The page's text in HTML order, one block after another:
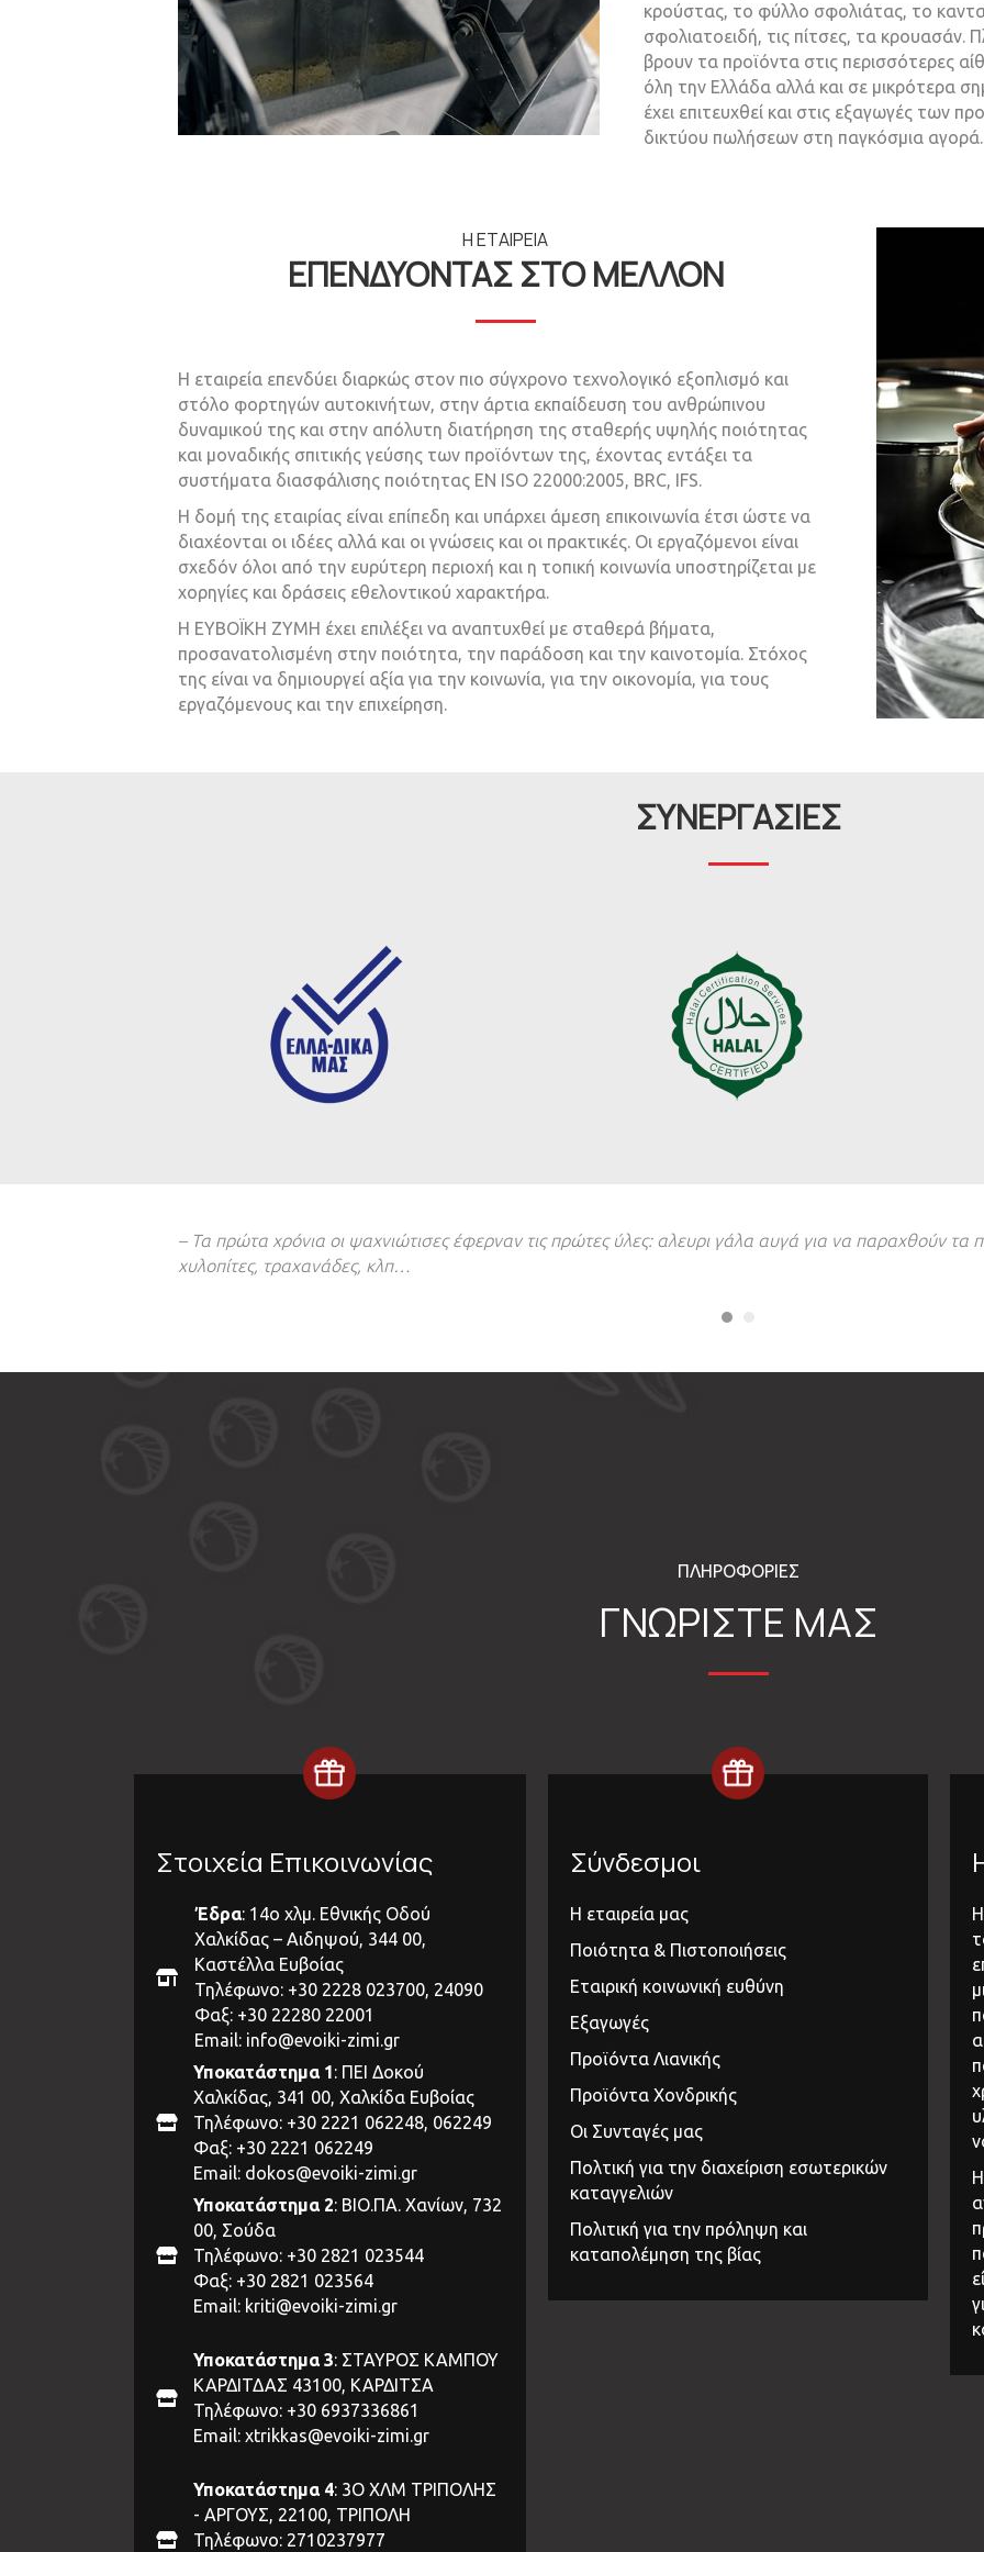
κρούστας, το φύλλο σφολιάτας, το
σφολιατοειδή, τις πίτσες, τα κρουασάν.
βρουν τα προϊόντα στις περισσότερες
όλη την Ελλάδα αλλά και σε μικρότερα
έχει επιτευχθεί και στις εξαγωγές των
δικτύου πωλήσεων στη παγκόσμια αγορά.
Η ΕΤΑΙΡΕΙΑ
ΕΠΕΝΔΥΟΝΤΑΣ ΣΤΟ ΜΕΛΛΟΝ
Η εταιρεία επενδύει διαρκώς στον πιο σύγχρονο τεχνολογικό εξοπλισμό και
στόλο φορτηγών αυτοκινήτων, στην άρτια εκπαίδευση του ανθρώπινου
δυναμικού της και στην απόλυτη διατήρηση της σταθερής υψηλής ποιότητας
και μοναδικής σπιτικής γεύσης των προϊόντων της, έχοντας εντάξει τα
συστήματα διασφάλισης ποιότητας ΕΝ ISO 22000:2005, BRC, IFS.
Η δομή της εταιρίας είναι επίπεδη και υπάρχει άμεση επικοινωνία έτσι ώστε να
διαχέονται οι ιδέες αλλά και οι γνώσεις και οι πρακτικές. Οι εργαζόμενοι είναι
σχεδόν όλοι από την ευρύτερη περιοχή και η τοπική κοινωνία υποστηρίζεται με
χορηγίες και δράσεις εθελοντικού χαρακτήρα.
Η ΕΥΒΟΪΚΗ ΖΥΜΗ έχει επιλέξει να αναπτυχθεί με σταθερά βήματα,
προσανατολισμένη στην ποιότητα, την παράδοση και την καινοτομία. Στόχος
της είναι να δημιουργεί αξία για την κοινωνία, για την οικονομία, για τους
εργαζόμενους και την επιχείρηση.
ΣΥΝΕΡΓΑΣΙΕΣ
– Τα πρώτα χρόνια οι ψαχνιώτισες έφερναν τις πρώτες ύλες: αλευρι γάλα αυγά για να παραχθούν τα
χυλοπίτες, τραχανάδες, κλπ…
ΠΛΗΡΟΦΟΡΙΕΣ
ΓΝΩΡΙΣΤΕ ΜΑΣ
Στοιχεία Επικοινωνίας
Έδρα: 14ο χλμ. Εθνικής Οδού
Χαλκίδας – Αιδηψού, 344 00,
Καστέλλα Ευβοίας
Τηλέφωνο: +30 2228 023700, 24090
Φαξ: +30 22280 22001
Email: info@evoiki-zimi.gr
Υποκατάστημα 1: ΠΕΙ Δοκού
Χαλκίδας, 341 00, Χαλκίδα Ευβοίας
Τηλέφωνο: +30 2221 062248, 062249
Φαξ: +30 2221 062249
Email: dokos@evoiki-zimi.gr
Υποκατάστημα 2: ΒΙΟ.ΠΑ. Χανίων, 732
00, Σούδα
Τηλέφωνο: +30 2821 023544
Φαξ: +30 2821 023564
Email: kriti@evoiki-zimi.gr
Υποκατάστημα 3: ΣΤΑΥΡΟΣ ΚΑΜΠΟΥ
ΚΑΡΔΙΤΔΑΣ 43100, ΚΑΡΔΙΤΣΑ
Τηλέφωνο: +30 6937336861
Email: xtrikkas@evoiki-zimi.gr
Υποκατάστημα 4: 3Ο ΧΛΜ ΤΡΙΠΟΛΗΣ
- ΑΡΓΟΥΣ, 22100, ΤΡΙΠΟΛΗ
Τηλέφωνο: 2710237977
Σύνδεσμοι
Η εταιρεία μας
Ποιότητα & Πιστοποιήσεις
Εταιρική κοινωνική ευθύνη
Εξαγωγές
Προϊόντα Λιανικής
Προϊόντα Χονδρικής
Οι Συνταγές μας
Πολτική για την διαχείριση εσωτερικών
καταγγελιών
Πολιτική για την πρόληψη και
καταπολέμηση της βίας